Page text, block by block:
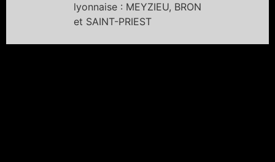
lyonnaise : MEYZIEU, BRON
et SAINT-PRIEST